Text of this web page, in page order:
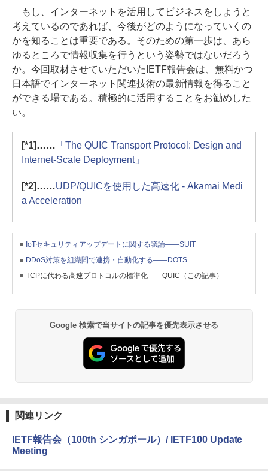
もし、インターネットを活用してビジネスをしようと
考えているのであれば、今後がどのようになっていくの
かを知ることは重要である。そのための第一歩は、あら
ゆるところで情報収集を行うという姿勢ではないだろう
か。今回取材させていただいたIETF報告会は、無料かつ
日本語でインターネット関連技術の最新情報を得ること
ができる場である。積極的に活用することをお勧めした
い。
[*1]…… 「The QUIC Transport Protocol: Design and
Internet-Scale Deployment」
[*2]……UDP/QUICを使用した高速化 - Akamai Medi
a Acceleration
IoTセキュリティアップデートに関する議論――SUIT
DDoS対策を組織間で連携・自動化する――DOTS
TCPに代わる高速プロトコルの標準化――QUIC（この記事）
Google 検索で当サイトの記事を優先表示させる
関連リンク
IETF報告会（100th シンガポール）/ IETF100 Update
Meeting